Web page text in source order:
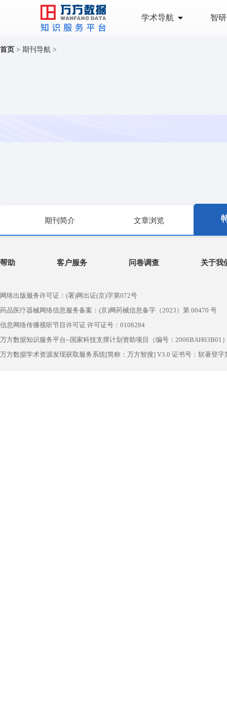
学术导航 智
首页 > 期刊导航 >
期刊简介 文章浏览
帮助 客户服务 问卷调查 关于我
网络出版服务许可证：(署)网出证(京)字第072号
药品医疗器械网络信息服务备案：(京)网药械信息备字（2023）第 00470 号
信息网络传播视听节目许可证 许可证号：0108284
万方数据知识服务平台--国家科技支撑计划资助项目（编号：2006BAH03B01
万方数据学术资源发现获取服务系统[简称：万方智搜] V3.0 证书号：软著登字